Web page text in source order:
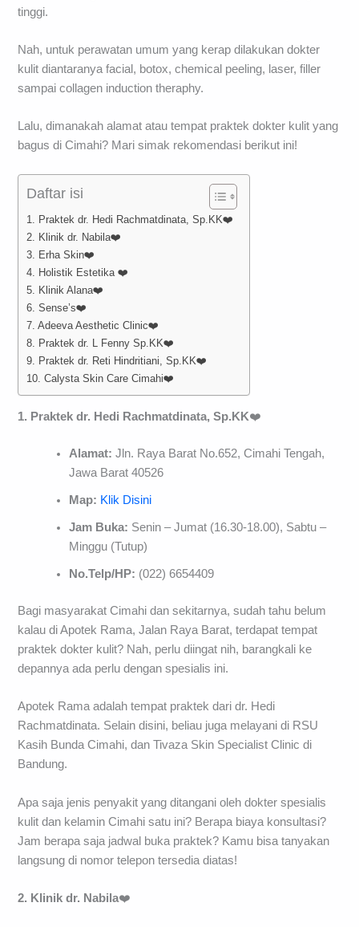
tinggi.
Nah, untuk perawatan umum yang kerap dilakukan dokter
kulit diantaranya facial, botox, chemical peeling, laser, filler
sampai collagen induction theraphy.
Lalu, dimanakah alamat atau tempat praktek dokter kulit yang
bagus di Cimahi? Mari simak rekomendasi berikut ini!
Daftar isi
1. Praktek dr. Hedi Rachmatdinata, Sp.KK❤️
2. Klinik dr. Nabila❤️
3. Erha Skin❤️
4. Holistik Estetika ❤️
5. Klinik Alana❤️
6. Sense’s❤️
7. Adeeva Aesthetic Clinic❤️
8. Praktek dr. L Fenny Sp.KK❤️
9. Praktek dr. Reti Hindritiani, Sp.KK❤️
10. Calysta Skin Care Cimahi❤️
1. Praktek dr. Hedi Rachmatdinata, Sp.KK❤️
Alamat: Jln. Raya Barat No.652, Cimahi Tengah,
Jawa Barat 40526
Map: Klik Disini
Jam Buka: Senin – Jumat (16.30-18.00), Sabtu –
Minggu (Tutup)
No.Telp/HP: (022) 6654409
Bagi masyarakat Cimahi dan sekitarnya, sudah tahu belum
kalau di Apotek Rama, Jalan Raya Barat, terdapat tempat
praktek dokter kulit? Nah, perlu diingat nih, barangkali ke
depannya ada perlu dengan spesialis ini.
Apotek Rama adalah tempat praktek dari dr. Hedi
Rachmatdinata. Selain disini, beliau juga melayani di RSU
Kasih Bunda Cimahi, dan Tivaza Skin Specialist Clinic di
Bandung.
Apa saja jenis penyakit yang ditangani oleh dokter spesialis
kulit dan kelamin Cimahi satu ini? Berapa biaya konsultasi?
Jam berapa saja jadwal buka praktek? Kamu bisa tanyakan
langsung di nomor telepon tersedia diatas!
2. Klinik dr. Nabila❤️